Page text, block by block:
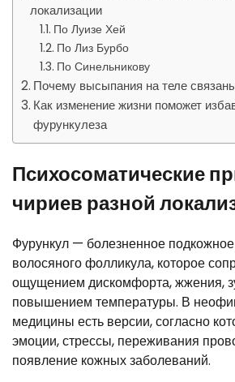
локализации
По Луизе Хей
По Лиз Бурбо
По Синельникову
Почему высыпания на теле
Как изменение жизни поможет
фурункулеза
Психосоматические
чириев разной
Фурункул — болезненное
волосяного фолликула, которое
ощущением дискомфорта, жжения,
повышением температуры. В
медицины есть версии, согласно
эмоции, стрессы, переживания
появление кожных заболеваний.